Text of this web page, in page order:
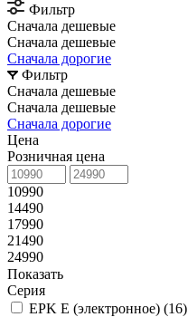
Фильтр
Сначала дешевые
Сначала дешевые
Сначала дорогие
Фильтр
Сначала дешевые
Сначала дешевые
Сначала дорогие
Цена
Розничная цена
10990
14490
17990
21490
24990
Показать
Серия
EPK E (электронное) (16)